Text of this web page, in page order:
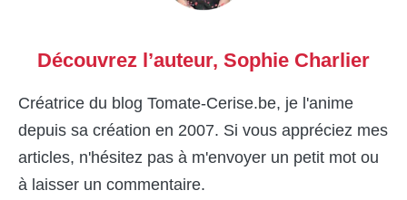
Découvrez l’auteur, Sophie Charlier
Créatrice du blog Tomate-Cerise.be, je l'anime
depuis sa création en 2007. Si vous appréciez mes
articles, n'hésitez pas à m'envoyer un petit mot ou
à laisser un commentaire.